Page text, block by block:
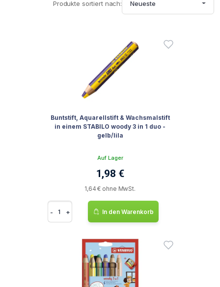
Produkte sortiert nach: Neueste
Buntstift, Aquarellstift & Wachsmalstift
in einem STABILO woody 3 in 1 duo -
gelb/lila
Auf Lager
1,98 €
1,64 € ohne MwSt.
- + In den Warenkorb